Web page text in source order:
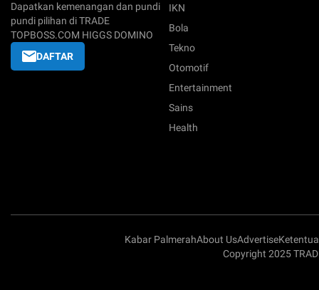
Dapatkan kemenangan dan pundi
pundi pilihan di TRADE
TOPBOSS.COM HIGGS DOMINO
DAFTAR
IKN
Bola
Tekno
Otomotif
Entertainment
Sains
Health
Kabar PalmerahAbout UsAdvertise
Copyright 2025